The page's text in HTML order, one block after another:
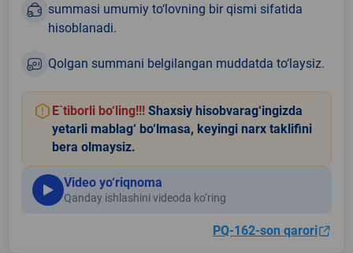
summasi umumiy to‘lovning bir qismi sifatida
hisoblanadi.
Qolgan summani belgilangan muddatda to‘laysiz.
E`tiborli bo‘ling!!! Shaxsiy hisobvarag‘ingizda
yetarli mablag‘ bo‘lmasa, keyingi narx taklifini
bera olmaysiz.
Video yo‘riqnoma
Qanday ishlashini videoda ko‘ring
PQ-162-son qarori